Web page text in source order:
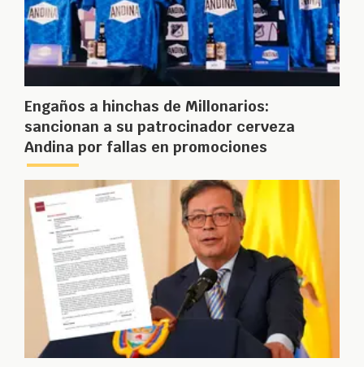
Engaños a hinchas de Millonarios:
sancionan a su patrocinador cerveza
Andina por fallas en promociones